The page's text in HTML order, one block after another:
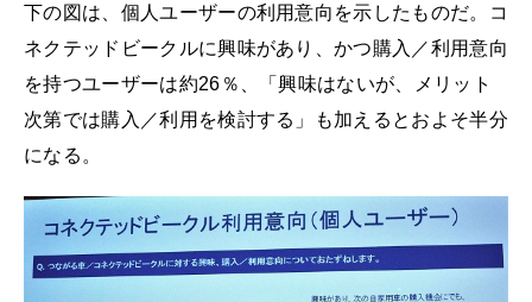
下の図は、個人ユーザーの利用意向を示したものだ。コ
ネクテッドビークルに興味があり、かつ購入／利用意向
を持つユーザーは約26％、「興味はないが、メリット
次第では購入／利用を検討する」も加えるとおよそ半分
になる。